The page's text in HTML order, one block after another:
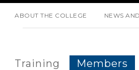
ABOUT THE COLLEGE NEWS
Training Members